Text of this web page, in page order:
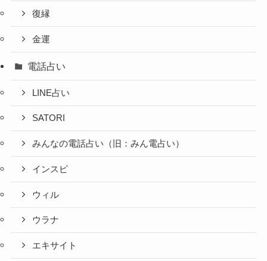
復縁
金運
電話占い
LINE占い
SATORI
みんなの電話占い（旧：みん電占い）
インスピ
ウィル
ウラナ
エキサイト